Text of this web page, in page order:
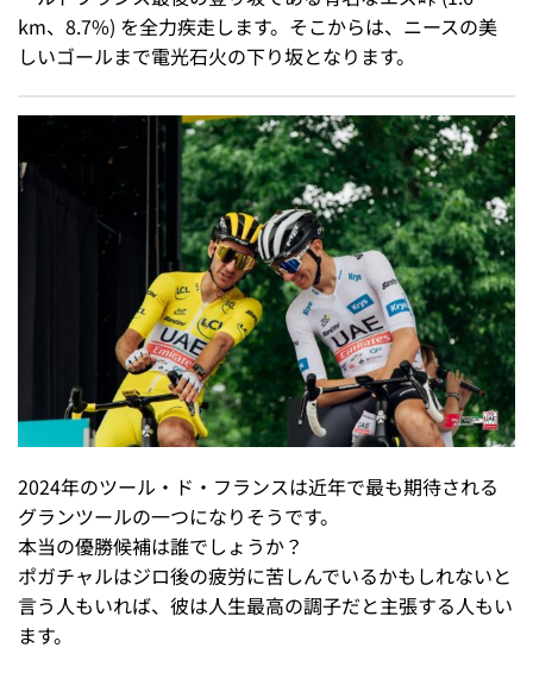
km、8.7%) を全力疾走します。そこからは、ニースの美
しいゴールまで電光石火の下り坂となります。
2024年のツール・ド・フランスは近年で最も期待される
グランツールの一つになりそうです。
本当の優勝候補は誰でしょうか？
ポガチャルはジロ後の疲労に苦しんでいるかもしれないと
言う人もいれば、彼は人生最高の調子だと主張する人もい
ます。